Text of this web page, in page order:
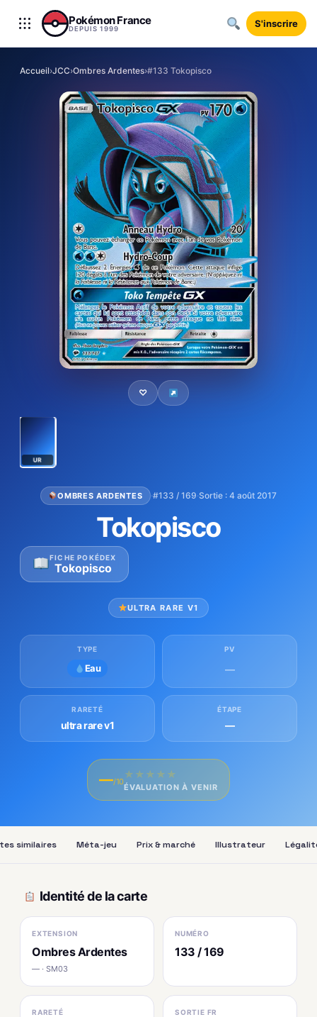
Aller au contenu
Pokémon France
DEPUIS 1999 S'inscrire
Accueil›JCC›Ombres Ardentes›#133 Tokopisco
♡
UR
OMBRES ARDENTES ·#133 / 169·Sortie : 4 août 2017
Tokopisco
FICHE POKÉDEX
Tokopisco
ULTRA RARE V1
TYPE
Eau
PV
—
RARETÉ
ultra rare v1
ÉTAPE
—
—/10
★ ★ ★ ★ ★
ÉVALUATION À VENIR
similaires Méta-jeu Prix & marché Illustrateur
Identité de la carte
EXTENSION
Ombres Ardentes
— · SM03
NUMÉRO
133 / 169
RARETÉ SORTIE FR